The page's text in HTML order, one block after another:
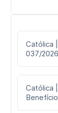
Católica
037/
Católica